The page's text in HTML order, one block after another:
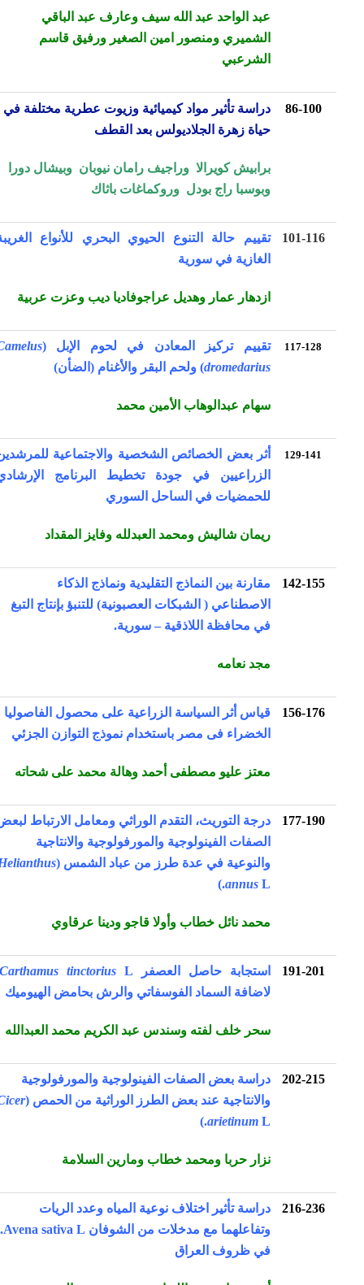
عبد الواحد عبد الله سيف وعارف عبد الباقي
الشميري ومنصور امين الصغير ورفيق قاسم
الشرعبي
86-100
دراسة تأثير مواد كيميائية وزيوت عطرية مختلفة في
حياة زهرة الجلاديولس بعد القطف
برابيش كويرالا وراجيف رامان نيوبان وبيشال دورا
وبوسبا راج بودل وروكماغات باثاك
101-116
تقييم حالة التنوع الحيوي البحري للأنواع الغريبة
الغازية في سورية
ازدهار عمار وهديل عراجوفاديا ديب وعزت عربية
117-128 تقييم تركيز المعادن في لحوم الإبل (Camelus
dromedarius) ولحم البقر والأغنام (الضأن)
سهام عبدالوهاب الأمين محمد
129-141
أثر بعض الخصائص الشخصية والاجتماعية للمرشدين
الزراعيين في جودة تخطيط البرنامج الإرشادي
للحمضيات في الساحل السوري
ريمان شاليش ومحمد العبدلله وفايز المقداد
142-155
مقارنة بين النماذج التقليدية ونماذج الذكاء
الاصطناعي ( الشبكات العصبونية) للتنبؤ بإنتاج التبغ
في محافظة اللاذقية – سورية.
مجد نعامه
156-176
قياس أثر السياسة الزراعية على محصول الفاصوليا
الخضراء فى مصر باستخدام نموذج التوازن الجزئي
معتز عليو مصطفى أحمد وهالة محمد على شحاته
177-190
درجة التوريث، التقدم الوراثي ومعامل الارتباط لبعض
الصفات الفينولوجية والمورفولوجية والانتاجية
والنوعية في عدة طرز من عباد الشمس (Helianthus
annusL.)
محمد نائل خطاب وأولا قاجو ودينا عرقاوي
191-201 استجابة حاصل العصفر Carthamus tinctorius
L.
لاضافة السماد الفوسفاتي والرش بحامض الهيوميك
سحر خلف لفته وسندس عبد الكريم محمد العبدالله
202-215
دراسة بعض الصفات الفينولوجية والمورفولوجية
والانتاجية عند بعض الطرز الوراثية من الحمص (Cicer
arietinumL.)
نزار حربا ومحمد خطاب ومارين السلامة
216-236
دراسة تأثير اختلاف نوعية المياه وعدد الريات
وتفاعلهما مع مدخلات من الشوفان Avena sativa L.
في ظروف العراق